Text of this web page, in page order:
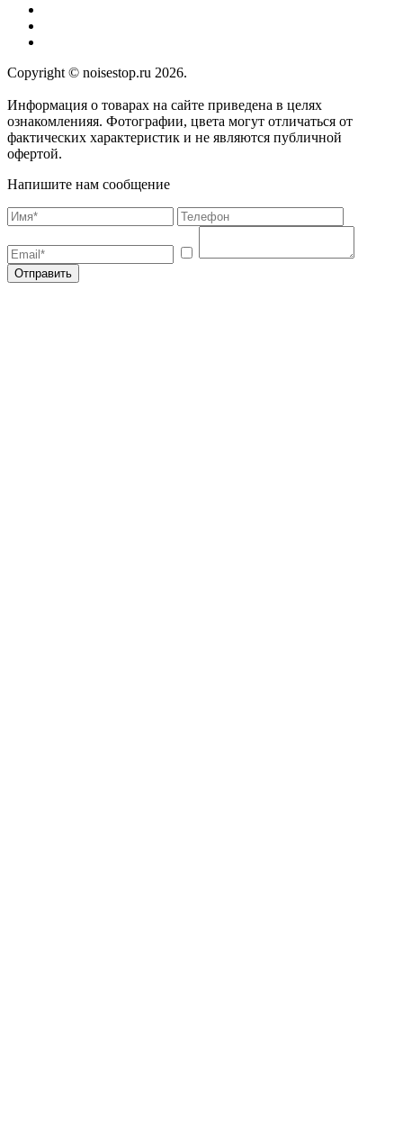
Copyright © noisestop.ru 2026.
Информация о товарах на сайте приведена в целях
ознакомленияя. Фотографии, цвета могут отличаться от
фактических характеристик и не являются публичной
офертой.
Напишите нам сообщение
Отправить